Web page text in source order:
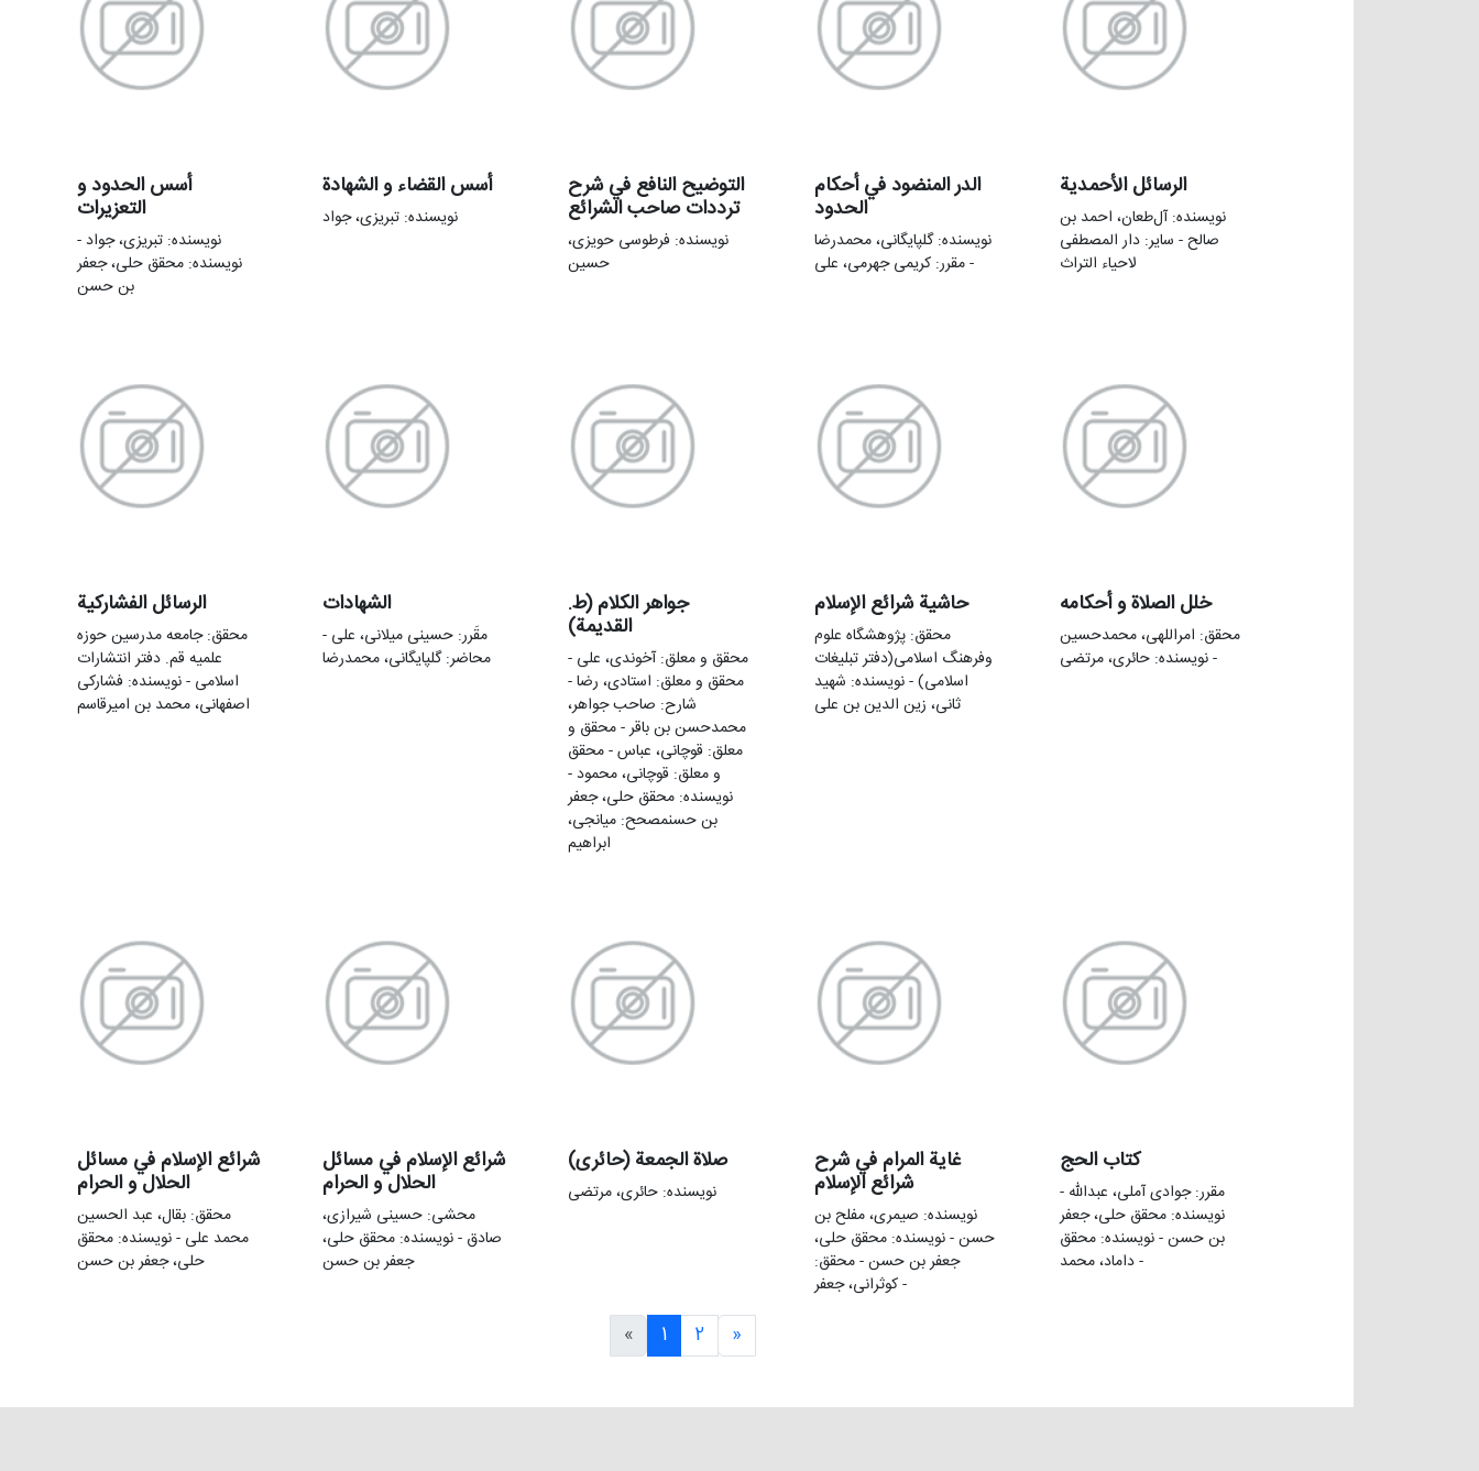
أسس الحدود و
التعزیرات
نویسنده: تبریزی، جواد -
نویسنده: محقق حلی، جعفر
بن حسن
أسس القضاء و الشهادة
نویسنده: تبریزی، جواد
التوضیح النافع في شرح
ترددات صاحب الشرائع
نویسنده: فرطوسی حویزی،
حسین
الدر المنضود في أحکام
الحدود
نویسنده: گلپایگانی، محمدرضا
- مقرر: کریمی جهرمی، علی
الرسائل الأحمدیة
نویسنده: آل‌طعان، احمد بن
صالح - سایر: دار المصطفی
لاحیاء التراث
الرسائل الفشارکیة
محقق: جامعه مدرسین حوزه
علمیه قم. دفتر انتشارات
اسلامی - نویسنده: فشارکی
اصفهانی، محمد بن امیرقاسم
الشهادات
مقَرر: حسینی میلانی، علی -
محاضر: گلپایگانی، محمدرضا
جواهر الکلام (ط.
القدیمة)
محقق و معلق: آخوندی، علی -
محقق و معلق: استادی، رضا -
شارح: صاحب جواهر،
محمدحسن بن باقر - محقق و
معلق: قوچانی، عباس - محقق
و معلق: قوچانی، محمود -
نویسنده: محقق حلی، جعفر
بن حسنمصحح: میانجی،
ابراهیم
حاشیة شرائع الإسلام
محقق: پژوهشگاه علوم
وفرهنگ اسلامی(دفتر تبلیغات
اسلامی) - نویسنده: شهید
ثانی، زین‌ الدین بن علی
خلل الصلاة و أحکامه
محقق: امراللهی، محمدحسین
- نویسنده: حائری، مرتضی
شرائع الإسلام في مسائل
الحلال و الحرام
محقق: بقال، عبد الحسین
محمد علی - نویسنده: محقق
حلی، جعفر بن حسن
شرائع الإسلام في مسائل
الحلال و الحرام
محشی: حسینی شیرازی،
صادق - نویسنده: محقق حلی،
جعفر بن حسن
صلاة الجمعة (حائری)
نویسنده: حائری، مرتضی
غایة المرام في شرح
شرائع الإسلام
نویسنده: صیمری، مفلح بن
حسن - نویسنده: محقق حلی،
جعفر بن حسن - محقق:
کوثرانی، جعفر -
کتاب الحج
مقرر: جوادی آملی، عبدالله -
نویسنده: محقق حلی، جعفر
بن حسن - نویسنده: محقق
داماد، محمد -
« 1 2 »